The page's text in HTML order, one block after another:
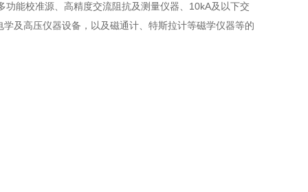
能校准源、高精度交流阻抗及测量仪器、10kA及以下交
及高压仪器设备，以及磁通计、特斯拉计等磁学仪器等的